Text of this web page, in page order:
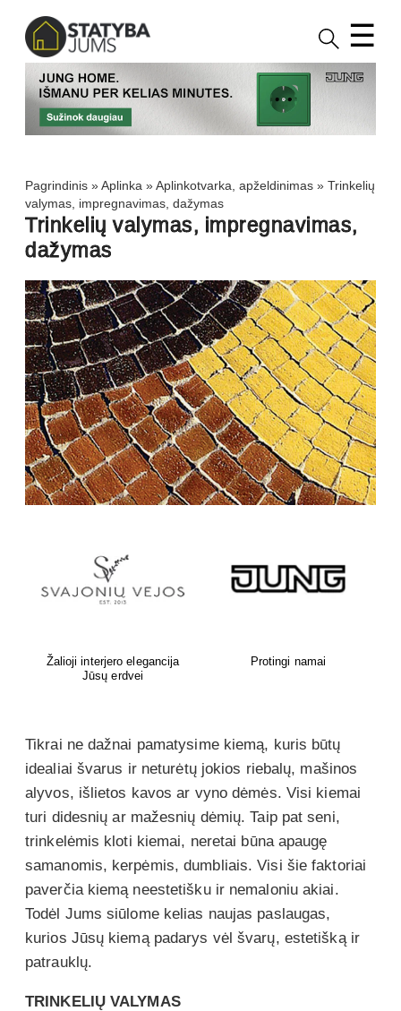
☰
Pagrindinis »Aplinka »Aplinkotvarka, apželdinimas » Trinkelių
valymas, impregnavimas, dažymas
Trinkelių valymas, impregnavimas,
dažymas
A.Kojelavičiaus g. 1, Vilnius
Prekyba augalais.
Statybinės ir apdailos
Tikrai ne dažnai pamatysime kiemą, kuris būtų
idealiai švarus ir neturėtų jokios riebalų, mašinos
alyvos, išlietos kavos ar vyno dėmės. Visi kiemai
turi didesnių ar mažesnių dėmių. Taip pat seni,
trinkelėmis kloti kiemai, neretai būna apaugę
samanomis, kerpėmis, dumbliais. Visi šie faktoriai
paverčia kiemą neestetišku ir nemaloniu akiai.
Todėl Jums siūlome kelias naujas paslaugas,
kurios Jūsų kiemą padarys vėl švarų, estetišką ir
patrauklų.
TRINKELIŲ VALYMAS